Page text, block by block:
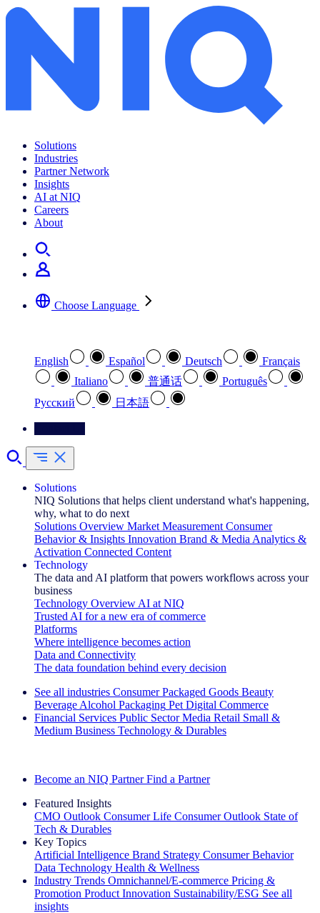
Solutions
Industries
Partner Network
Insights
AI at NIQ
Careers
About
Choose Language
English Español Deutsch
Français
Italiano
普通话
Português
Pусский
日本語
Solutions
NIQ Solutions that helps client understand what's happening,
why, what to do next
Solutions Overview Market Measurement Consumer
Behavior & Insights Innovation Brand & Media Analytics &
Activation Connected Content
Technology
The data and AI platform that powers workflows across your
business
Technology Overview AI at NIQ
Trusted AI for a new era of commerce
Platforms
Where intelligence becomes action
Data and Connectivity
The data foundation behind every decision
See all industries Consumer Packaged Goods Beauty
Beverage Alcohol Packaging Pet Digital Commerce
Financial Services Public Sector Media Retail Small &
Medium Business Technology & Durables
Become an NIQ Partner Find a Partner
Featured Insights
CMO Outlook Consumer Life Consumer Outlook State of
Tech & Durables
Key Topics
Artificial Intelligence Brand Strategy Consumer Behavior
Data Technology Health & Wellness
Industry Trends Omnichannel/E-commerce Pricing &
Promotion Product Innovation Sustainability/ESG See all
insights